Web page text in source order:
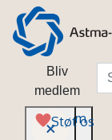
Bliv
medlem
Støt os
Viden om